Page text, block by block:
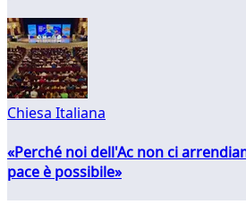
Chiesa Italiana
«Perché noi dell'Ac non ci
pace è possibile»